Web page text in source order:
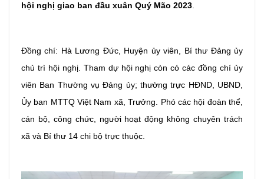
hội nghị giao ban đầu xuân Quý Mão 2023.
Đồng chí: Hà Lương Đức, Huyện ủy viên, Bí thư Đảng ủy
chủ trì hội nghị. Tham dự hội nghị còn có các đồng chí ủy
viên Ban Thường vụ Đảng ủy; thường trực HĐND, UBND,
Ủy ban MTTQ Việt Nam xã, Trưởng. Phó các hội đoàn thể,
cán bộ, công chức, người hoạt động không chuyên trách
xã và Bí thư 14 chi bộ trực thuộc.